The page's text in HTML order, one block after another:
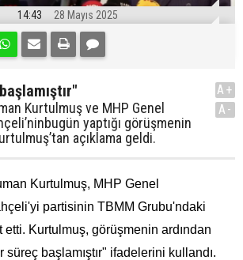
14:43 28 Mayıs 2025
Kurtulmuş ve MHP Genel
yaptığı görüşmenin
açıklama geldi.
A+
A-
Kurtulmuş, MHP Genel
partisinin TBMM Grubu'ndaki
etti. Kurtulmuş, görüşmenin ardından
başlamıştır" ifadelerini kullandı.